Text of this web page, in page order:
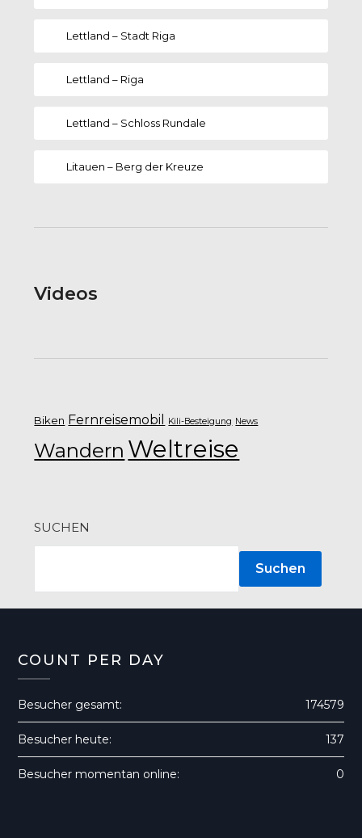
Lettland – Stadt Riga
Lettland – Riga
Lettland – Schloss Rundale
Litauen – Berg der Kreuze
Videos
Biken Fernreisemobil Kili-Besteigung News
Wandern Weltreise
SUCHEN
Suchen
COUNT PER DAY
174579
Besucher gesamt:
137
Besucher heute:
0
Besucher momentan online: